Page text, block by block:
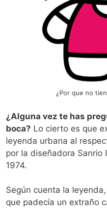
¿Por que no
¿Alguna vez te has
boca? Lo cierto es que
leyenda urbana al
por la diseñadora Sanrio
1974.
Según cuenta la
que padecía un extraño